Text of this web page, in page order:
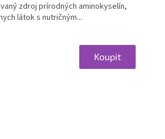
Koupit
zdroj prírodných aminokyselín,
látok s nutričným...